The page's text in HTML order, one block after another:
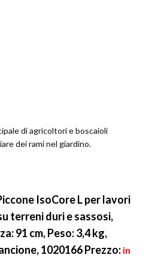
di agricoltori e boscaioli
dei rami nel giardino.
IsoCore L per lavori
terreni duri e sassosi,
91 cm, Peso: 3,4 kg,
1020166Prezzo: in